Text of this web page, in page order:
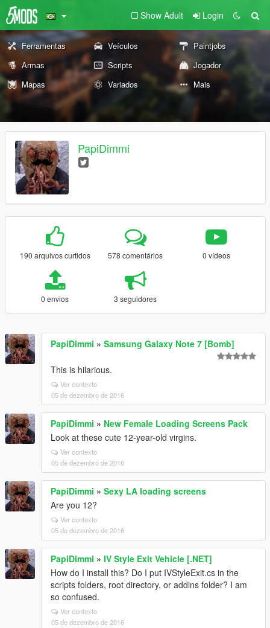
Show Adult Login
Ferramentas Veículos
Paintjobs
Armas
Scripts
Jogador
Mapas
Variados Mais
PapiDimmi
190 arquivos curtidos 578 comentários 0 vídeos
0 envios 3 seguidores
PapiDimmi » Samsung Galaxy Note 7 [Bomb]
This is hilarious.
Ver contexto
05 de dezembro de 2016
PapiDimmi » New Female Loading Screens Pack
Look at these cute 12-year-old virgins.
Ver contexto
05 de dezembro de 2016
PapiDimmi » Sexy LA loading screens
Are you 12?
Ver contexto
05 de dezembro de 2016
PapiDimmi » IV Style Exit Vehicle [.NET]
How do I install this? Do I put IVStyleExit.cs in the
scripts folders, root directory, or addins folder? I am
so confused.
Ver contexto
05 de dezembro de 2016